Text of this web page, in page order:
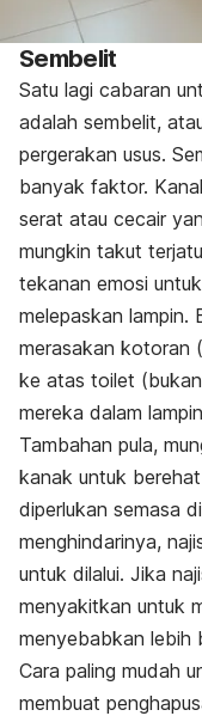
Sembelit
Satu lagi cabaran
adalah sembelit,
pergerakan usus.
banyak faktor.
serat atau cecair
mungkin takut
tekanan emosi
melepaskan lampin.
merasakan kotoran
ke atas toilet
mereka dalam
Tambahan pula,
kanak untuk
diperlukan semasa
menghindarinya,
untuk dilalui. Jika
menyakitkan untuk
menyebabkan lebih
Cara paling mudah
membuat